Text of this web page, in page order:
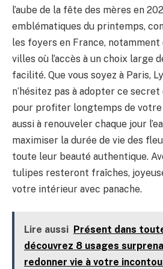
l’aube de la fête des mères en
emblématiques du printemps,
les foyers en France, notamment
villes où l’accès à un choix large
facilité. Que vous soyez à Paris,
n’hésitez pas à adopter ce
pour profiter longtemps de votre
aussi à renouveler chaque jour
maximiser la durée de vie des
toute leur beauté authentique.
tulipes resteront fraîches,
votre intérieur avec panache.
Lire aussi Présent dans
découvrez 8 usages
redonner vie à votre